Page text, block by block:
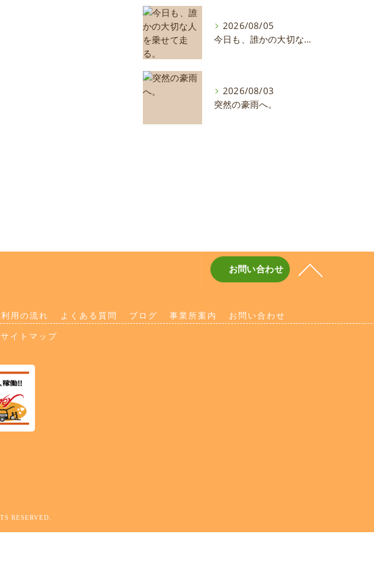
2026/08/05
今日も、誰かの大切な人を乗せて走る。
2026/08/03
突然の豪雨へ。
お問い合わせ
利用の流れ よくある質問 ブログ 事業所案内 お問い合わせ
サイトマップ
RESERVED.